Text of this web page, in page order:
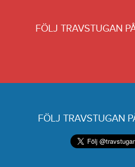
FÖLJ TRAVSTUGAN
FÖLJ TRAVSTUGAN